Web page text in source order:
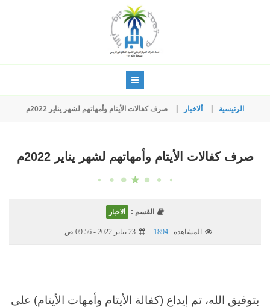
الرئيسية ألاخبار صرف كفالات الأيتام وأمهاتهم لشهر يناير 2022م
صرف كفالات الأيتام وأمهاتهم لشهر يناير 2022م
القسم : ألاخبار
المشاهدة :1894 23 يناير 2022 - 09:56 ص
بتوفيق الله، تم إيداع (كفالة الأيتام وأمهات الأيتام) على